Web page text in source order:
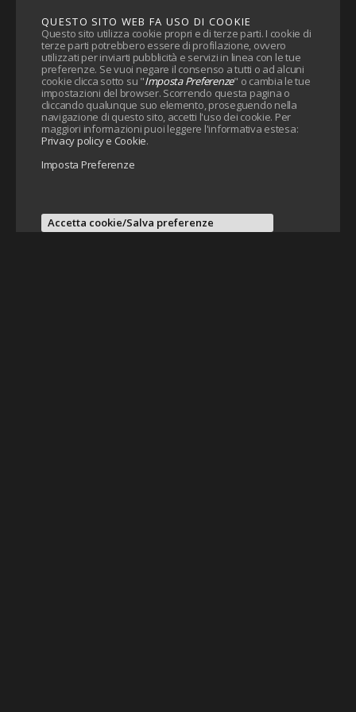
QUESTO SITO WEB FA USO DI COOKIE
Questo sito utilizza cookie propri e di terze parti. I cookie di
terze parti potrebbero essere di profilazione, ovvero
utilizzati per inviarti pubblicità e servizi in linea con le tue
preferenze. Se vuoi negare il consenso a tutti o ad alcuni
cookie clicca sotto su "Imposta Preferenze" o cambia le tue
impostazioni del browser. Scorrendo questa pagina o
cliccando qualunque suo elemento, proseguendo nella
navigazione di questo sito, accetti l'uso dei cookie. Per
maggiori informazioni puoi leggere l'informativa estesa:
Privacy policy e Cookie.
Imposta Preferenze
Accetta cookie/Salva preferenze